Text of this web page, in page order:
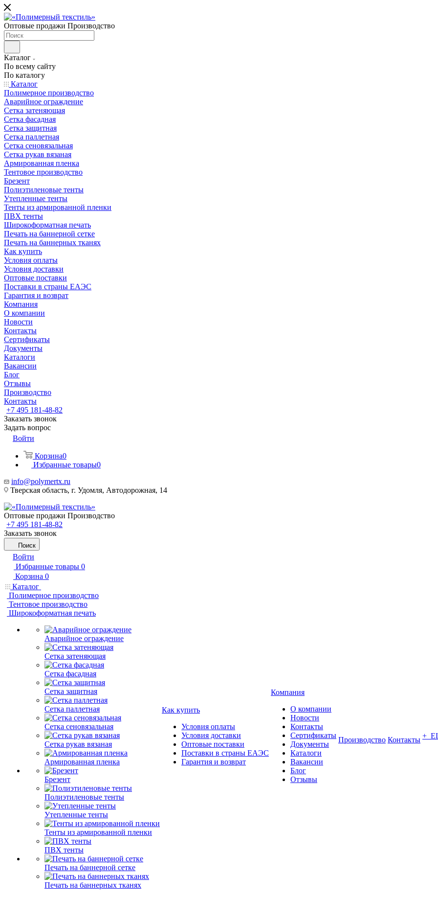
Оптовые продажи Производство
Каталог
По всему сайту
По каталогу
Каталог
Полимерное производство
Аварийное ограждение
Сетка затеняющая
Сетка фасадная
Сетка защитная
Сетка паллетная
Сетка сеновязальная
Сетка рукав вязаная
Армированная пленка
Тентовое производство
Брезент
Полиэтиленовые тенты
Утепленные тенты
Тенты из армированной пленки
ПВХ тенты
Широкоформатная печать
Печать на баннерной сетке
Печать на баннерных тканях
Как купить
Условия оплаты
Условия доставки
Оптовые поставки
Поставки в страны ЕАЭС
Гарантия и возврат
Компания
О компании
Новости
Контакты
Сертификаты
Документы
Каталоги
Вакансии
Блог
Отзывы
Производство
Контакты
+7 495 181-48-82
Заказать звонок
Задать вопрос
Войти
Корзина0
Избранные товары0
info@polymertx.ru
Тверская область, г. Удомля, Автодорожная, 14
Оптовые продажи Производство
+7 495 181-48-82
Заказать звонок
Поиск
Войти
Избранные товары 0
Корзина 0
Каталог
Полимерное производство
Тентовое производство
Широкоформатная печать
Аварийное ограждение
Сетка затеняющая
Сетка фасадная
Сетка защитная
Сетка паллетная
Сетка сеновязальная
Сетка рукав вязаная
Армированная пленка
Брезент
Полиэтиленовые тенты
Утепленные тенты
Тенты из армированной пленки
ПВХ тенты
Печать на баннерной сетке
Печать на баннерных тканях
Как купить
Условия оплаты
Условия доставки
Оптовые поставки
Поставки в страны ЕАЭС
Гарантия и возврат
Компания
О компании
Новости
Контакты
Сертификаты
Документы
Каталоги
Вакансии
Блог
Отзывы
Производство Контакты +